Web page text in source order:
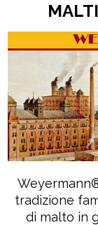
tradizione
di malto in